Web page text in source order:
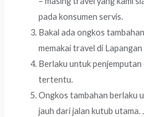
pada konsumen servis.
Bakal ada ongkos
memakai travel di
Berlaku untuk
tertentu.
Ongkos tambahan berlaku
jauh dari jalan kutub utama.